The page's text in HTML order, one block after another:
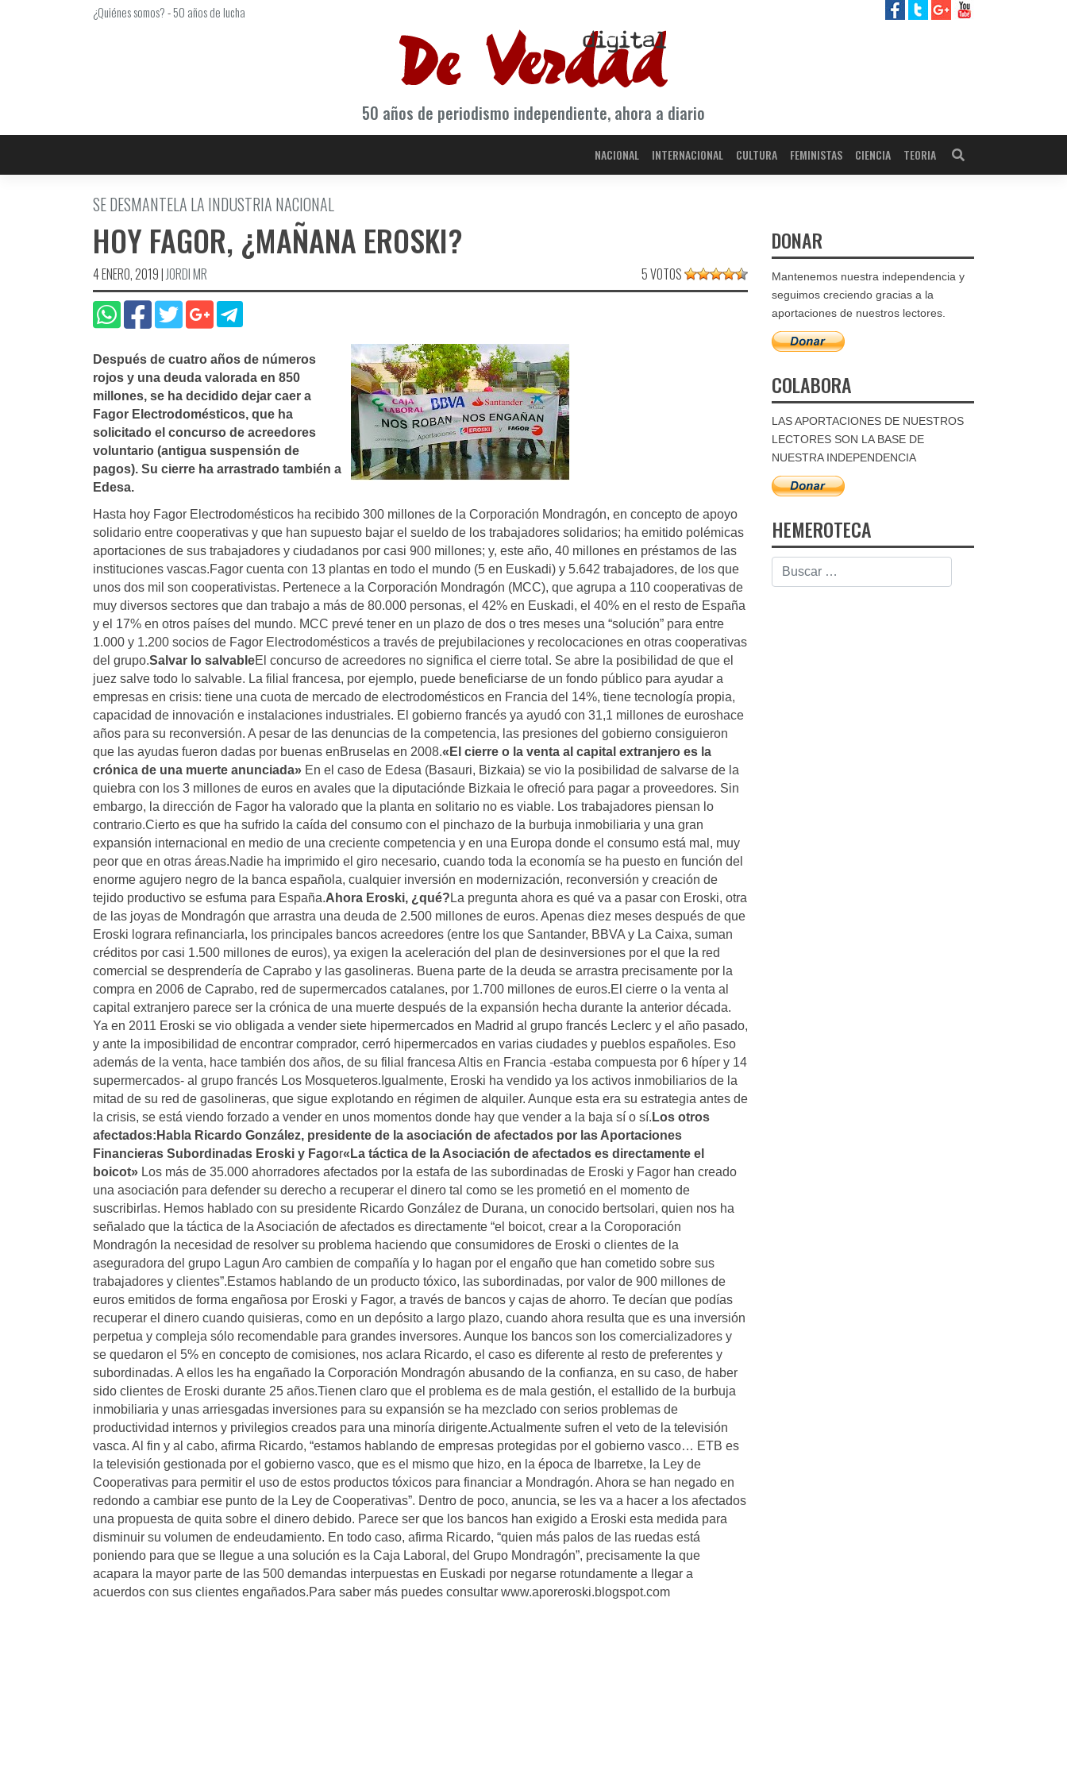
¿Quiénes somos?-50 años de lucha
50 años de periodismo independiente, ahora a diario
NACIONAL INTERNACIONAL CULTURA FEMINISTAS CIENCIA TEORIA
SE DESMANTELA LA INDUSTRIA NACIONAL
HOY FAGOR, ¿MAÑANA EROSKI?
4 ENERO, 2019|JORDI MR 5 VOTOS
Después de cuatro años de números
rojos y una deuda valorada en 850
millones, se ha decidido dejar caer a
Fagor Electrodomésticos, que ha
solicitado el concurso de acreedores
voluntario (antigua suspensión de
pagos). Su cierre ha arrastrado también a
Edesa.
Hasta hoy Fagor Electrodomésticos ha recibido 300 millones de la Corporación Mondragón, en concepto de apoyo
solidario entre cooperativas y que han supuesto bajar el sueldo de los trabajadores solidarios; ha emitido polémicas
aportaciones de sus trabajadores y ciudadanos por casi 900 millones; y, este año, 40 millones en préstamos de las
instituciones vascas.Fagor cuenta con 13 plantas en todo el mundo (5 en Euskadi) y 5.642 trabajadores, de los que
unos dos mil son cooperativistas. Pertenece a la Corporación Mondragón (MCC), que agrupa a 110 cooperativas de
muy diversos sectores que dan trabajo a más de 80.000 personas, el 42% en Euskadi, el 40% en el resto de España
y el 17% en otros países del mundo. MCC prevé tener en un plazo de dos o tres meses una “solución” para entre
1.000 y 1.200 socios de Fagor Electrodomésticos a través de prejubilaciones y recolocaciones en otras cooperativas
del grupo.Salvar lo salvableEl concurso de acreedores no significa el cierre total. Se abre la posibilidad de que el
juez salve todo lo salvable. La filial francesa, por ejemplo, puede beneficiarse de un fondo público para ayudar a
empresas en crisis: tiene una cuota de mercado de electrodomésticos en Francia del 14%, tiene tecnología propia,
capacidad de innovación e instalaciones industriales. El gobierno francés ya ayudó con 31,1 millones de euroshace
años para su reconversión. A pesar de las denuncias de la competencia, las presiones del gobierno consiguieron
que las ayudas fueron dadas por buenas enBruselas en 2008.«El cierre o la venta al capital extranjero es la
crónica de una muerte anunciada» En el caso de Edesa (Basauri, Bizkaia) se vio la posibilidad de salvarse de la
quiebra con los 3 millones de euros en avales que la diputaciónde Bizkaia le ofreció para pagar a proveedores. Sin
embargo, la dirección de Fagor ha valorado que la planta en solitario no es viable. Los trabajadores piensan lo
contrario.Cierto es que ha sufrido la caída del consumo con el pinchazo de la burbuja inmobiliaria y una gran
expansión internacional en medio de una creciente competencia y en una Europa donde el consumo está mal, muy
peor que en otras áreas.Nadie ha imprimido el giro necesario, cuando toda la economía se ha puesto en función del
enorme agujero negro de la banca española, cualquier inversión en modernización, reconversión y creación de
tejido productivo se esfuma para España.Ahora Eroski, ¿qué? La pregunta ahora es qué va a pasar con Eroski, otra
de las joyas de Mondragón que arrastra una deuda de 2.500 millones de euros. Apenas diez meses después de que
Eroski lograra refinanciarla, los principales bancos acreedores (entre los que Santander, BBVA y La Caixa, suman
créditos por casi 1.500 millones de euros), ya exigen la aceleración del plan de desinversiones por el que la red
comercial se desprendería de Caprabo y las gasolineras. Buena parte de la deuda se arrastra precisamente por la
compra en 2006 de Caprabo, red de supermercados catalanes, por 1.700 millones de euros.El cierre o la venta al
capital extranjero parece ser la crónica de una muerte después de la expansión hecha durante la anterior década.
Ya en 2011 Eroski se vio obligada a vender siete hipermercados en Madrid al grupo francés Leclerc y el año pasado,
y ante la imposibilidad de encontrar comprador, cerró hipermercados en varias ciudades y pueblos españoles. Eso
además de la venta, hace también dos años, de su filial francesa Altis en Francia -estaba compuesta por 6 híper y 14
supermercados- al grupo francés Los Mosqueteros.Igualmente, Eroski ha vendido ya los activos inmobiliarios de la
mitad de su red de gasolineras, que sigue explotando en régimen de alquiler. Aunque esta era su estrategia antes de
la crisis, se está viendo forzado a vender en unos momentos donde hay que vender a la baja sí o sí. Los otros
afectados: Habla Ricardo González, presidente de la asociación de afectados por las Aportaciones
Financieras Subordinadas Eroski y Fagor«La táctica de la Asociación de afectados es directamente el
boicot» Los más de 35.000 ahorradores afectados por la estafa de las subordinadas de Eroski y Fagor han creado
una asociación para defender su derecho a recuperar el dinero tal como se les prometió en el momento de
suscribirlas. Hemos hablado con su presidente Ricardo González de Durana, un conocido bertsolari, quien nos ha
señalado que la táctica de la Asociación de afectados es directamente “el boicot, crear a la Coroporación
Mondragón la necesidad de resolver su problema haciendo que consumidores de Eroski o clientes de la
aseguradora del grupo Lagun Aro cambien de compañía y lo hagan por el engaño que han cometido sobre sus
trabajadores y clientes”.Estamos hablando de un producto tóxico, las subordinadas, por valor de 900 millones de
euros emitidos de forma engañosa por Eroski y Fagor, a través de bancos y cajas de ahorro. Te decían que podías
recuperar el dinero cuando quisieras, como en un depósito a largo plazo, cuando ahora resulta que es una inversión
perpetua y compleja sólo recomendable para grandes inversores. Aunque los bancos son los comercializadores y
se quedaron el 5% en concepto de comisiones, nos aclara Ricardo, el caso es diferente al resto de preferentes y
subordinadas. A ellos les ha engañado la Corporación Mondragón abusando de la confianza, en su caso, de haber
sido clientes de Eroski durante 25 años.Tienen claro que el problema es de mala gestión, el estallido de la burbuja
inmobiliaria y unas arriesgadas inversiones para su expansión se ha mezclado con serios problemas de
productividad internos y privilegios creados para una minoría dirigente.Actualmente sufren el veto de la televisión
vasca. Al fin y al cabo, afirma Ricardo, “estamos hablando de empresas protegidas por el gobierno vasco… ETB es
la televisión gestionada por el gobierno vasco, que es el mismo que hizo, en la época de Ibarretxe, la Ley de
Cooperativas para permitir el uso de estos productos tóxicos para financiar a Mondragón. Ahora se han negado en
redondo a cambiar ese punto de la Ley de Cooperativas”. Dentro de poco, anuncia, se les va a hacer a los afectados
una propuesta de quita sobre el dinero debido. Parece ser que los bancos han exigido a Eroski esta medida para
disminuir su volumen de endeudamiento. En todo caso, afirma Ricardo, “quien más palos de las ruedas está
poniendo para que se llegue a una solución es la Caja Laboral, del Grupo Mondragón”, precisamente la que
acapara la mayor parte de las 500 demandas interpuestas en Euskadi por negarse rotundamente a llegar a
acuerdos con sus clientes engañados.Para saber más puedes consultar www.aporeroski.blogspot.com
DONAR
Mantenemos nuestra independencia y
seguimos creciendo gracias a la
aportaciones de nuestros lectores.
COLABORA
LAS APORTACIONES DE NUESTROS
LECTORES SON LA BASE DE
NUESTRA INDEPENDENCIA
HEMEROTECA